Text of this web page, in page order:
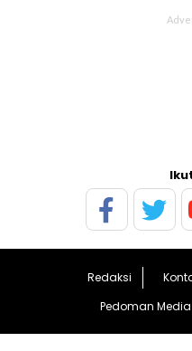
Redaksi
Pedoman Media